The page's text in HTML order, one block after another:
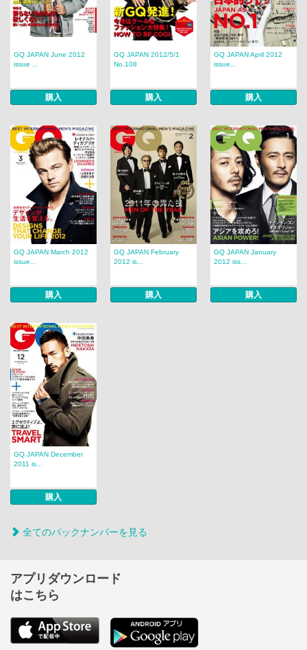
GQ JAPAN June 2012
issue ...
購入
GQ JAPAN 2012/5/1
No.108
購入
GQ JAPAN April 2012
issue...
購入
GQ JAPAN March 2012
issue...
購入
GQ JAPAN February
2012 is...
購入
GQ JAPAN January
2012 iss...
購入
GQ JAPAN December
2011 is...
購入
全てのバックナンバーを見る
アプリダウンロード
はこちら